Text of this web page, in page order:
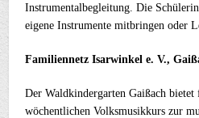
Instrumentalbegleitung. Die
eigene Instrumente mitbringen oder
Familiennetz Isarwinkel e. V.,
Der Waldkindergarten Gaißach
wöchentlichen Volksmusikkurs zur